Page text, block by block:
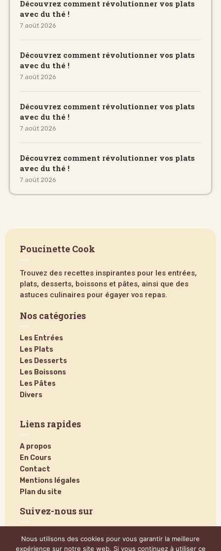
Découvrez comment révolutionner vos plats
avec du thé !
7 août 2026
Découvrez comment révolutionner vos plats
avec du thé !
7 août 2026
Découvrez comment révolutionner vos plats
avec du thé !
7 août 2026
Découvrez comment révolutionner vos plats
avec du thé !
7 août 2026
Poucinette Cook
Trouvez des recettes inspirantes pour les entrées,
plats, desserts, boissons et pâtes, ainsi que des
astuces culinaires pour égayer vos repas.
Nos catégories
Les Entrées
Les Plats
Les Desserts
Les Boissons
Les Pâtes
Divers
Liens rapides
A propos
En Cours
Contact
Mentions légales
Plan du site
Suivez-nous sur
Nous utilisons des cookies pour vous garantir la meilleure
expérience sur notre site web. Si vous continuez à utiliser ce